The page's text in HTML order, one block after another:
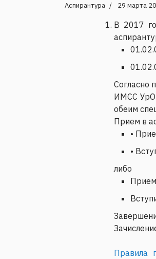
Аспирантура 29 марта
В 2017
Согласно п
ИМСС УрО
обеим
Прием в
•
•
либо
Правила